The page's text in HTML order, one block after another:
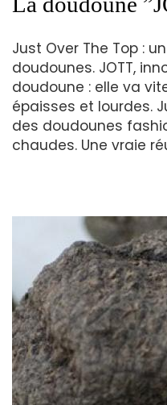
Just Over The Top :
doudounes. JOTT,
doudoune : elle va
épaisses et lourdes.
des doudounes
chaudes. Une vraie